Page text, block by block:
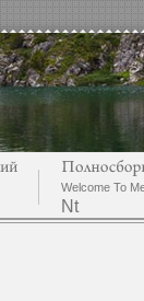
Welcome To
Nt